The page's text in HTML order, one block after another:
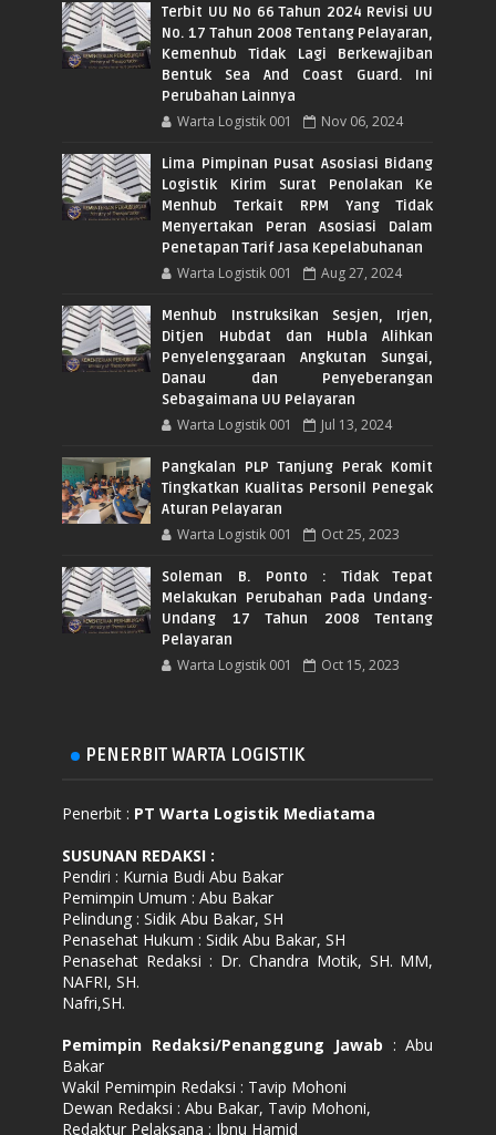
Terbit UU No 66 Tahun 2024 Revisi UU
No. 17 Tahun 2008 Tentang Pelayaran,
Kemenhub Tidak Lagi Berkewajiban
Bentuk Sea And Coast Guard. Ini
Perubahan Lainnya
Warta Logistik 001 Nov 06, 2024
Lima Pimpinan Pusat Asosiasi Bidang
Logistik Kirim Surat Penolakan Ke
Menhub Terkait RPM Yang Tidak
Menyertakan Peran Asosiasi Dalam
Penetapan Tarif Jasa Kepelabuhanan
Warta Logistik 001 Aug 27, 2024
Menhub Instruksikan Sesjen, Irjen,
Ditjen Hubdat dan Hubla Alihkan
Penyelenggaraan Angkutan Sungai,
Danau dan Penyeberangan
Sebagaimana UU Pelayaran
Warta Logistik 001 Jul 13, 2024
Pangkalan PLP Tanjung Perak Komit
Tingkatkan Kualitas Personil Penegak
Aturan Pelayaran
Warta Logistik 001 Oct 25, 2023
Soleman B. Ponto : Tidak Tepat
Melakukan Perubahan Pada Undang-
Undang 17 Tahun 2008 Tentang
Pelayaran
Warta Logistik 001 Oct 15, 2023
PENERBIT WARTA LOGISTIK
Penerbit : PT Warta Logistik Mediatama
SUSUNAN REDAKSI :
Pendiri : Kurnia Budi Abu Bakar
Pemimpin Umum : Abu Bakar
Pelindung : Sidik Abu Bakar, SH
Penasehat Hukum : Sidik Abu Bakar, SH
Penasehat Redaksi : Dr. Chandra Motik, SH. MM,
NAFRI, SH.
Nafri,SH.
Pemimpin Redaksi/Penanggung Jawab : Abu
Bakar
Wakil Pemimpin Redaksi : Tavip Mohoni
Dewan Redaksi : Abu Bakar, Tavip Mohoni,
Redaktur Pelaksana : Ibnu Hamid